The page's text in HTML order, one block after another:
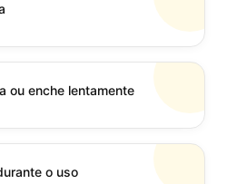
ou enche lentamente
o uso